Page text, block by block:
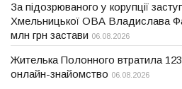
За підозрюваного у корупції
Хмельницької ОВА Владислава
млн грн застави 06.08.2026
Жителька Полонного втратила 123
онлайн-знайомство 06.08.2026